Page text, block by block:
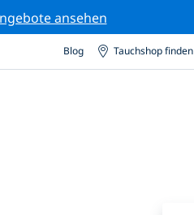
ansehen
Blog Tauchshop finden